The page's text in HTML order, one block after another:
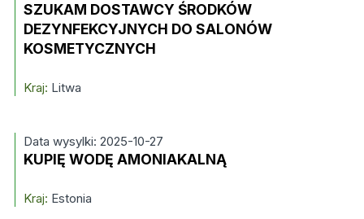
SZUKAM DOSTAWCY ŚRODKÓW
DEZYNFEKCYJNYCH DO SALONÓW
KOSMETYCZNYCH
Kraj: Litwa
Data wysylki: 2025-10-27
KUPIĘ WODĘ AMONIAKALNĄ
Kraj: Estonia